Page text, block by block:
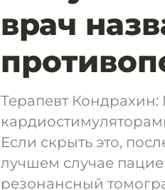
врач
Терапевт
Если скрыть это,
лучшем случае
резонансный